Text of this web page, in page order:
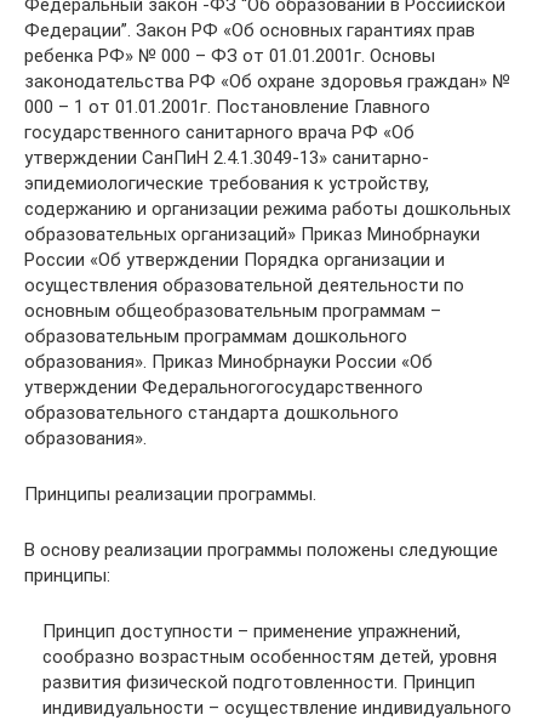
Федерации”. Закон РФ «Об основных гарантиях прав
ребенка РФ» № 000 – ФЗ от 01.01.2001г. Основы
законодательства РФ «Об охране здоровья граждан» №
000 – 1 от 01.01.2001г. Постановление Главного
государственного санитарного врача РФ «Об
утверждении СанПиН 2.4.1.3049-13» санитарно-
эпидемиологические требования к устройству,
содержанию и организации режима работы дошкольных
образовательных организаций» Приказ Минобрнауки
России «Об утверждении Порядка организации и
осуществления образовательной деятельности по
основным общеобразовательным программам –
образовательным программам дошкольного
образования». Приказ Минобрнауки России «Об
утверждении Федеральногогосударственного
образовательного стандарта дошкольного
образования».
Принципы реализации программы.
В основу реализации программы положены следующие
принципы:
Принцип доступности – применение упражнений,
сообразно возрастным особенностям детей, уровня
развития физической подготовленности. Принцип
индивидуальности – осуществление индивидуального